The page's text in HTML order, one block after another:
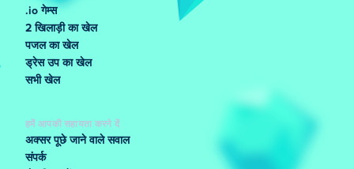
.io गेम्स
2 खिलाड़ी का खेल
पजल का खेल
ड्रेस उप का खेल
सभी खेल
हमें आपकी सहायता करने दें
अक्सर पूछे जाने वाले सवाल
संपर्क